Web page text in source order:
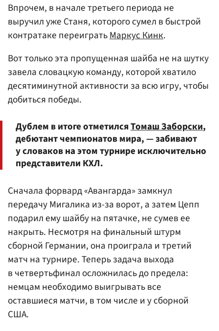
Впрочем, в начале третьего периода не
выручил уже Станя, которого сумел в быстрой
контратаке переигратьМаркус Кинк.
Вот только эта пропущенная шайба не на шутку
завела словацкую команду, которой хватило
десятиминутной активности за всю игру, чтобы
добиться победы.
Дублем в итоге отметилсяТомаш Заборски,
дебютант чемпионатов мира, — забивают
у словаков на этом турнире исключительно
представители КХЛ.
Сначала форвард «Авангарда» замкнул
передачу Мигалика из-за ворот, а затем Цепп
подарил ему шайбу на пятачке, не сумев ее
накрыть. Несмотря на финальный штурм
сборной Германии, она проиграла и третий
матч на турнире. Теперь задача выхода
в четвертьфинал осложнилась до предела:
немцам необходимо выигрывать все
оставшиеся матчи, в том числе и у сборной
США.